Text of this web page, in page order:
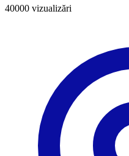
40000 vizualizări